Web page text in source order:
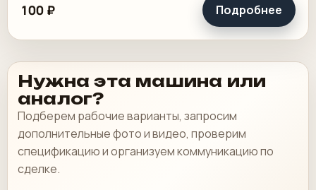
Многосекционных обложек.
100 ₽ Подробнее
Нужна эта машина или
аналог?
Подберем рабочие варианты, запросим
дополнительные фото и видео, проверим
спецификацию и организуем коммуникацию по
сделке.